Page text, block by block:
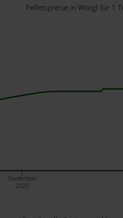
Pelletspreise in Wörgl für 1
September
2025